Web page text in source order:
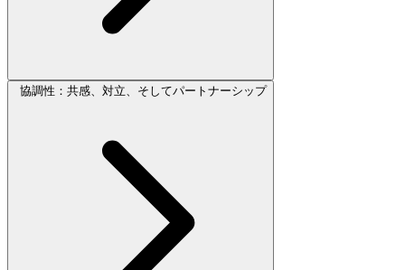
協調性：共感、対立、そしてパートナーシップ